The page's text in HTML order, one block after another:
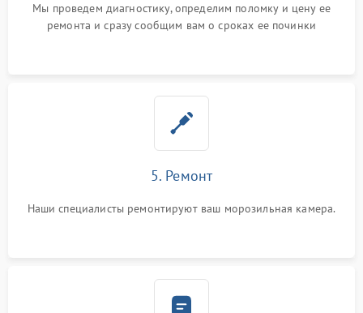
Мы проведем диагностику, определим поломку и цену ее
ремонта и сразу сообщим вам о сроках ее починки
5. Ремонт
Наши специалисты ремонтируют ваш морозильная камера.